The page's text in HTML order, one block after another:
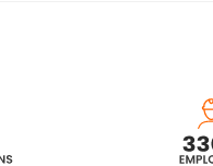
ROKAmer®3100 (copolímero